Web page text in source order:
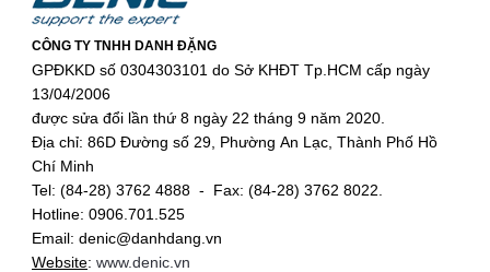
CÔNG TY TNHH DANH ĐẶNG
GPĐKKD số 0304303101 do Sở KHĐT Tp.HCM cấp ngày
13/04/2006
được sửa đổi lần thứ 8 ngày 22 tháng 9 năm 2020.
Địa chỉ: 86D Đường số 29, Phường An Lạc, Thành Phố Hồ
Chí Minh
Tel: (84-28) 3762 4888 - Fax: (84-28) 3762 8022.
Hotline: 0906.701.525
Email: denic@danhdang.vn
Website: www.denic.vn